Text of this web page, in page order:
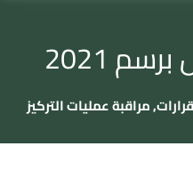
2021
,مراقبة عمليات التركيز